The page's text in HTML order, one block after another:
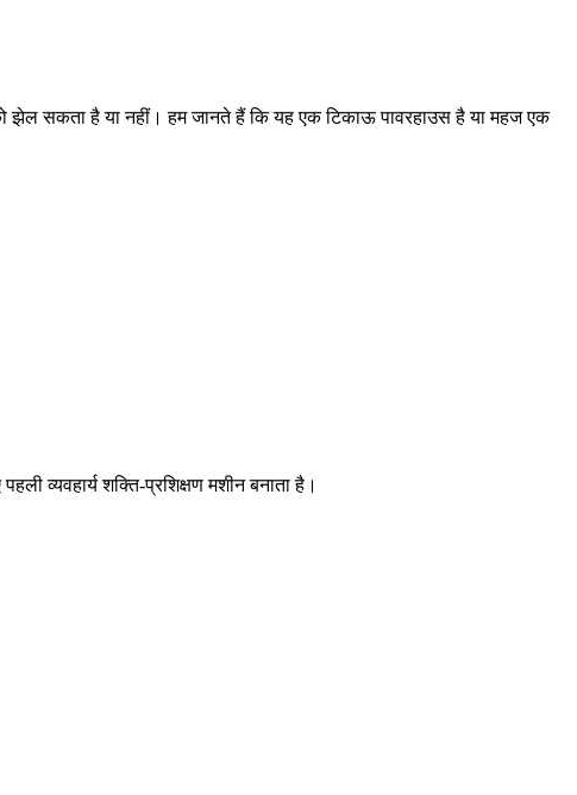
झेल सकता है या नहीं। हम जानते हैं कि यह एक टिकाऊ पावरहाउस है या महज एक
शक्ति-प्रशिक्षण मशीन बनाता है।